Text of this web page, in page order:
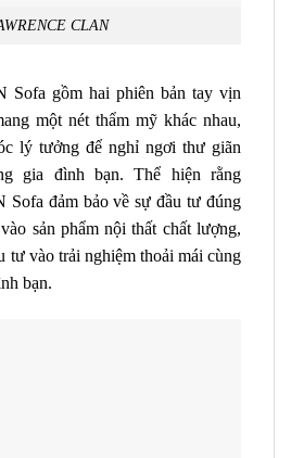
CLAN
gồm hai phiên bản tay vịn
một nét thẩm mỹ khác nhau,
lý tưởng để nghỉ ngơi thư giãn
gia đình bạn. Thể hiện rằng
Sofa đảm bảo về sự đầu tư đúng
sản phẩm nội thất chất lượng,
tư vào trải nghiệm thoải mái cùng
bạn.